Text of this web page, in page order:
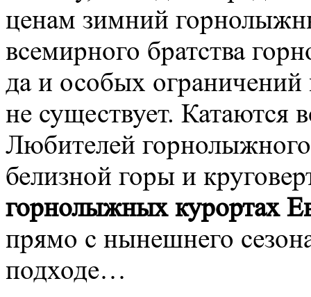
ценам зимний
всемирного братства
да и особых ограничений
не существует. Катаются
Любителей
белизной горы и
горнолыжных курортах
прямо с нынешнего
подходе…